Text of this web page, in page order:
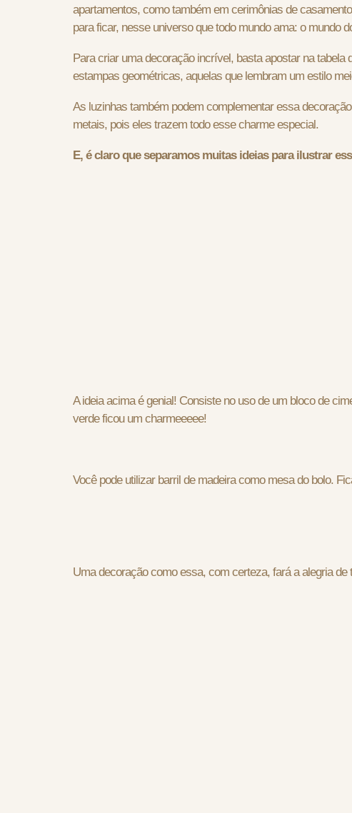
apartamentos, como também em cerimônias de
para ficar, nesse universo que todo mundo ama: o mundo
Para criar uma decoração incrível, basta apostar na
estampas geométricas, aquelas que lembram um estilo
As luzinhas também podem complementar essa
metais, pois eles trazem todo esse charme especial.
E, é claro que separamos muitas ideias para ilustrar
A ideia acima é genial! Consiste no uso de um bloco de
verde ficou um charmeeeee!
Você pode utilizar barril de madeira como mesa do bolo.
Uma decoração como essa, com certeza, fará a alegria